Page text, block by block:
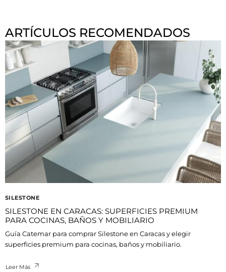
ARTÍCULOS RECOMENDADOS
SILESTONE
SILESTONE EN CARACAS: SUPERFICIES PREMIUM
PARA COCINAS, BAÑOS Y MOBILIARIO
Guía Catemar para comprar Silestone en Caracas y elegir
superficies premium para cocinas, baños y mobiliario.
Leer Más